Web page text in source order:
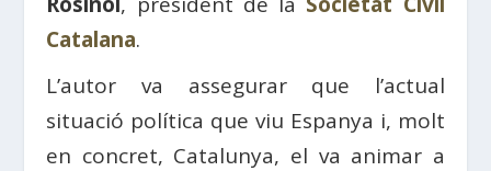
Catalana.
L’autor va assegurar que l’actual
situació política que viu Espanya i, molt
en concret, Catalunya, el va animar a